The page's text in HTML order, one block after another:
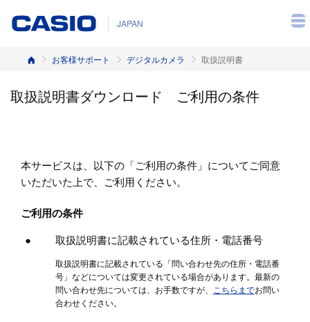
JAPAN
ホームお客様サポート デジタルカメラ 取扱説明書
取扱説明書ダウンロード ご利用の条件
本サービスは、以下の「ご利用の条件」についてご同意
いただいた上で、ご利用ください。
ご利用の条件
取扱説明書に記載されている住所・電話番号
取扱説明書に記載されている「問い合わせ先の住所・電話番
号」などについては変更されている場合があります。最新の
問い合わせ先については、お手数ですが、 こちらまでお問い
合わせください。